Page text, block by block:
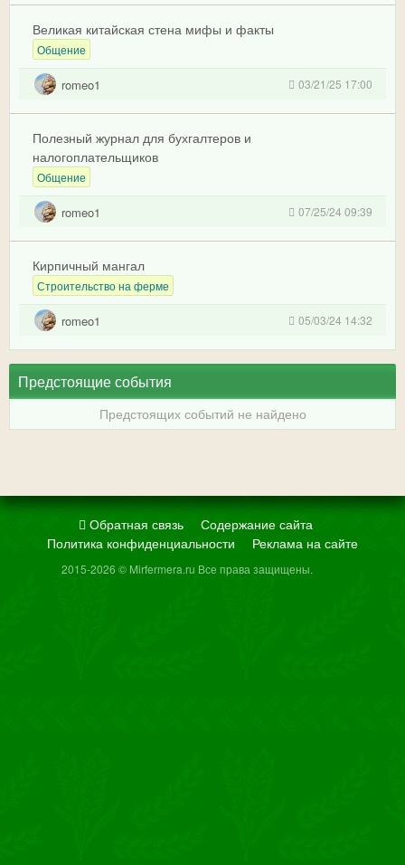
Великая китайская стена мифы и факты
Общение
romeo1 03/21/25 17:00
Полезный журнал для бухгалтеров и
налогоплательщиков
Общение
romeo1 07/25/24 09:39
Кирпичный мангал
Строительство на ферме
romeo1 05/03/24 14:32
Предстоящие события
Предстоящих событий не найдено
Обратная связь
Содержание сайта
Политика конфиденциальности
Реклама на сайте
2015-2026 © Mirfermera.ru Все права защищены.